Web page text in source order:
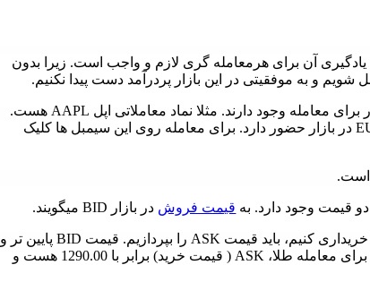
یادگیری آن برای هرمعامله گری لازم و واجب است. زیرا بدون
و به موفقیتی در این بازار پردرآمد دست پیدا نکنیم.
: سیمبل معاملاتی نمادهایی هستند که در بازار برای معامله وجود دارند. مثلا نماد معاملاتی اپل AAPL هست.
یا جفت ارز یورو به دلار که با نماد معاملاتی EUR/USD در بازار حضور دارد. برای معامله روی این سیمبل ها کلیک
است.
قیمت وجود دارد. به قیمت فروش در بازار BID میگویند.
اگر بخواهیم در بازار فارکس نمادی را خریداری کنیم، باید قیمت ASK را بپردازیم. قیمت BID پایین تر و
قیمت ASK بالاتر است. به عنوان مثال در این لحظه برای معامله طلا، ASK ( قیمت خرید) برابر با 1290.00 هست و